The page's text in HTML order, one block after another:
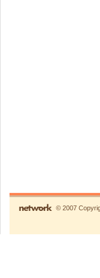
© 2007